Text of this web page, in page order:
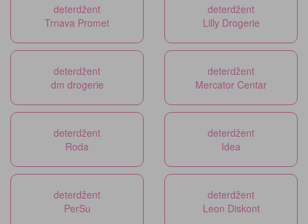
deterdžent
Trnava Promet
deterdžent
Lilly Drogerie
deterdžent
dm drogerie
deterdžent
Mercator Centar
deterdžent
Roda
deterdžent
Idea
deterdžent
PerSu
deterdžent
Leon Diskont